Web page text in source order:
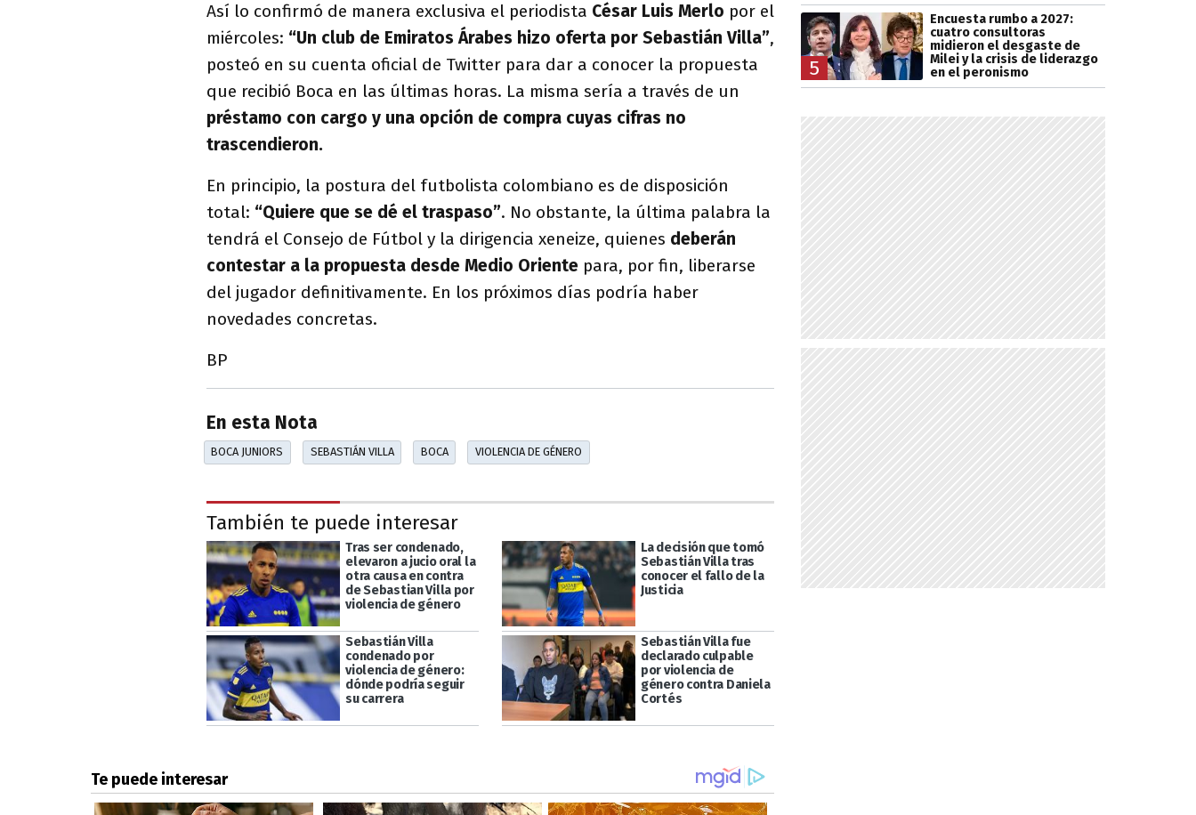
Así lo confirmó de manera exclusiva el periodista César Luis Merlo por el
miércoles: “Un club de Emiratos Árabes hizo oferta por Sebastián Villa”,
posteó en su cuenta oficial de Twitter para dar a conocer la propuesta
que recibió Boca en las últimas horas. La misma sería a través de un
préstamo con cargo y una opción de compra cuyas cifras no
trascendieron.
En principio, la postura del futbolista colombiano es de disposición
total: “Quiere que se dé el traspaso”. No obstante, la última palabra la
tendrá el Consejo de Fútbol y la dirigencia xeneize, quienes deberán
contestar a la propuesta desde Medio Oriente para, por fin, liberarse
del jugador definitivamente. En los próximos días podría haber
novedades concretas.
BP
En esta Nota
BOCA JUNIORS SEBASTIÁN VILLA BOCA VIOLENCIA DE GÉNERO
También te puede interesar
Tras ser condenado,
elevaron a jucio oral la
otra causa en contra
de Sebastian Villa por
violencia de género
La decisión que tomó
Sebastián Villa tras
conocer el fallo de la
Justicia
Sebastián Villa
condenado por
violencia de género:
dónde podría seguir
su carrera
Sebastián Villa fue
declarado culpable
por violencia de
género contra Daniela
Cortés
5
Encuesta rumbo a 2027:
cuatro consultoras
midieron el desgaste de
Milei y la crisis de liderazgo
en el peronismo